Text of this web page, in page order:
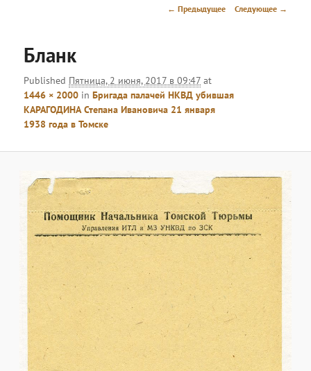
Навигация
← Предыдущее Следующее →
Бланк
Published Пятница, 2 июня, 2017 в 09:47 at
1446 × 2000 inБригада палачей НКВД убившая
КАРАГОДИНА Степана Ивановича 21 января
1938 года в Томске